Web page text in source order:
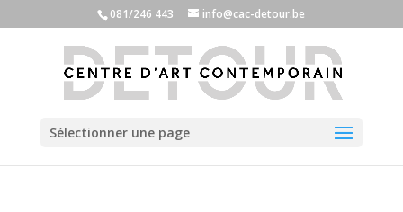
081/246 443 info@cac-detour.be
Sélectionner une page